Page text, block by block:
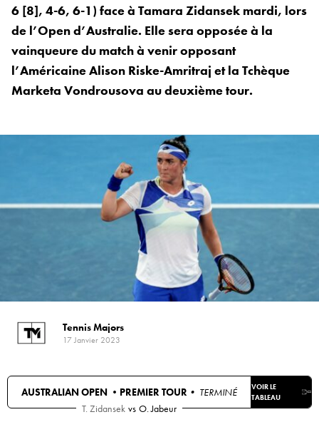
6 [8], 4-6, 6-1) face à Tamara Zidansek mardi, lors
de l’Open d’Australie. Elle sera opposée à la
vainqueure du match à venir opposant
l’Américaine Alison Riske-Amritraj et la Tchèque
Marketa Vondrousova au deuxième tour.
Tennis Majors
17 Janvier 2023
AUSTRALIAN OPEN • PREMIER TOUR • TERMINÉ
VOIR LE
TABLEAU
T. Zidansek vs O. Jabeur